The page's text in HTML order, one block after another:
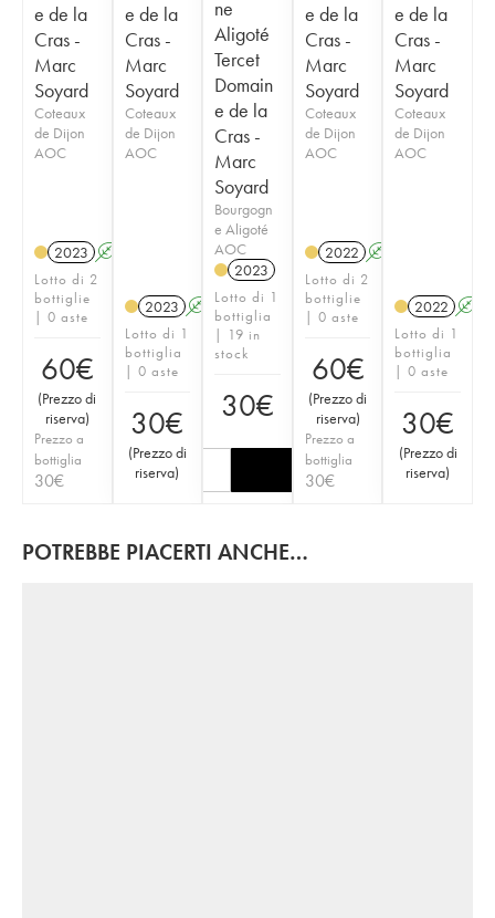
e de la
Cras -
Marc
Soyard
Coteaux
de Dijon
AOC
2023 A
Lotto di 2
bottiglie
| 0 aste
60€
(Prezzo di
riserva)
Prezzo a
bottiglia
30€
e de la
Cras -
Marc
Soyard
Coteaux
de Dijon
AOC
2023 A K
Lotto di 1
bottiglia
| 0 aste
30€
(Prezzo di
riserva)
ne
Aligoté
Tercet
Domain
e de la
Cras -
Marc
Soyard
Bourgogn
e Aligoté
AOC
2023
Lotto di 1
bottiglia
| 19 in
stock
30€
e de la
Cras -
Marc
Soyard
Coteaux
de Dijon
AOC
2022 A
Lotto di 2
bottiglie
| 0 aste
60€
(Prezzo di
riserva)
Prezzo a
bottiglia
30€
e de la
Cras -
Marc
Soyard
Coteaux
de Dijon
AOC
2022 A
Lotto di 1
bottiglia
| 0 aste
30€
(Prezzo di
riserva)
POTREBBE PIACERTI ANCHE…